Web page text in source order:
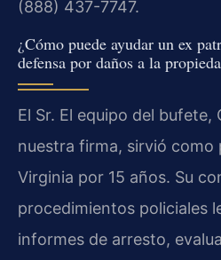
(888) 437-7747.
¿Cómo puede ayudar un ex
defensa por daños a la
El Sr. El equipo del bufete,
nuestra firma, sirvió como
Virginia por 15 años. Su
procedimientos policiales
informes de arresto,